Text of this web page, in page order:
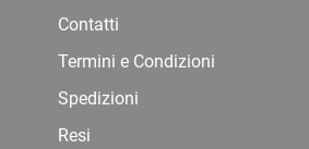
Contatti
Termini e Condizioni
Spedizioni
Resi